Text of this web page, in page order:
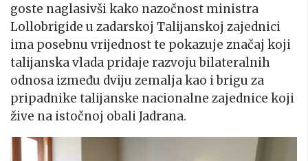
goste naglasivši kako nazočnost ministra
Lollobrigide u zadarskoj Talijanskoj zajednici
ima posebnu vrijednost te pokazuje značaj koji
talijanska vlada pridaje razvoju bilateralnih
odnosa između dviju zemalja kao i brigu za
pripadnike talijanske nacionalne zajednice koji
žive na istočnoj obali Jadrana.